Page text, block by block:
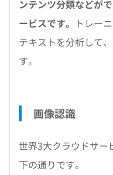
ンテンツ分類などが
ービスです。
トレー
テキストを分析して
す。
画像認識
世界3大クラウドサー
下の通りです。